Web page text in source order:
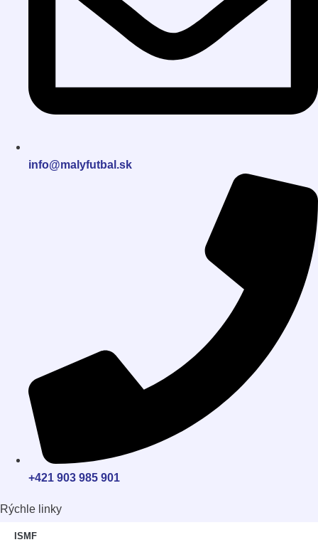
info@malyfutbal.sk
+421 903 985 901
Rýchle linky
⁠ISMF